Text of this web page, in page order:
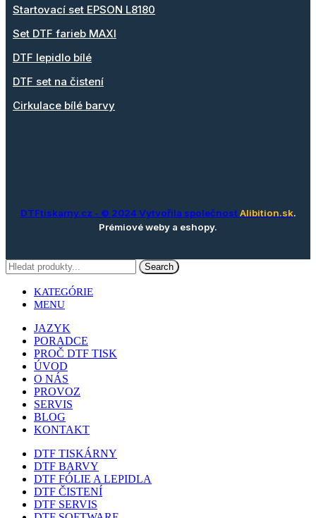
Startovací set EPSON L8180
Set DTF farieb MAXI
DTF lepidlo bílé
DTF set na čistení
Cirkulace bílé barvy
DTFtiskarny.cz - © 2024 Vytvořila společnost Alibition.sk.
Prémiové weby a eshopy.
Search
KATEGÓRIE
MENU
JAZYK
PORADCE
PROČ DTF TISK
ÚVOD
O NÁS
PROVOZ
SERVIS
BLOG
KONTAKT
DTF TISKÁRNY
DTF BARVY
DTF FÓLIE A LEPIDLA
DTF ČISTENÍ
DTF SERVIS